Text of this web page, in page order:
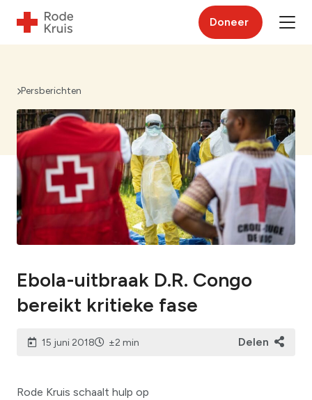
Doneer
Persberichten
Ebola-uitbraak D.R. Congo
bereikt kritieke fase
15 juni 2018 ±2 min Delen
Rode Kruis schaalt hulp op